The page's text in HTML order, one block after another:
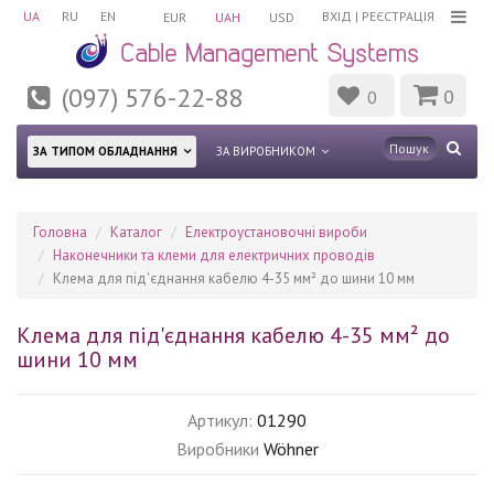
UA RU EN ВХІД | РЕЄСТРАЦІЯ
EUR UAH USD
(097) 576-22-88 0 0
ЗА ТИПОМ ОБЛАДНАННЯ ЗА ВИРОБНИКОМ
Головна Каталог
Електроустановочні вироби
Наконечники та клеми для електричних проводів
Клема для під'єднання кабелю 4-35 мм² до шини 10 мм
Клема для під'єднання кабелю 4-35 мм² до
шини 10 мм
Артикул: 01290
Виробники Wöhner